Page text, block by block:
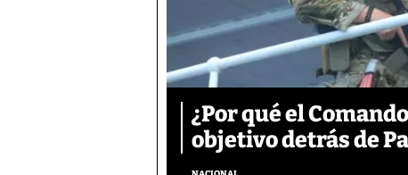
¿Por qué el
objetivo detrás de